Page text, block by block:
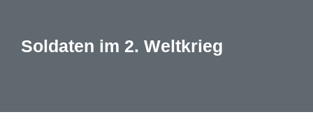
Soldaten im 2. Weltkrieg